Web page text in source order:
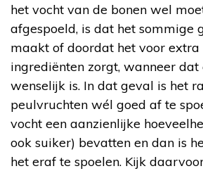
het vocht van de bonen wel
afgespoeld, is dat het sommige
maakt of doordat het voor
ingrediënten zorgt, wanneer
wenselijk is. In dat geval is het
peulvruchten wél goed af te
vocht een aanzienlijke
ook suiker) bevatten en dan is
het eraf te spoelen. Kijk